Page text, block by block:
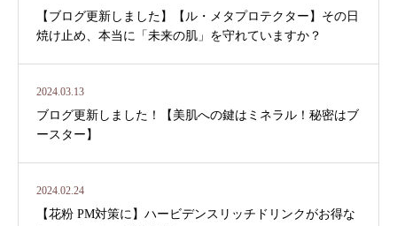
【ブログ更新しました】【ル・メタプロテクター】その日
焼け止め、本当に「未来の肌」を守れていますか？
2024.03.13
ブログ更新しました！【美肌への鍵はミネラル！秘密はブ
ースター】
2024.02.24
【花粉 PM対策に】ハービデンスリッチドリンクがお得な